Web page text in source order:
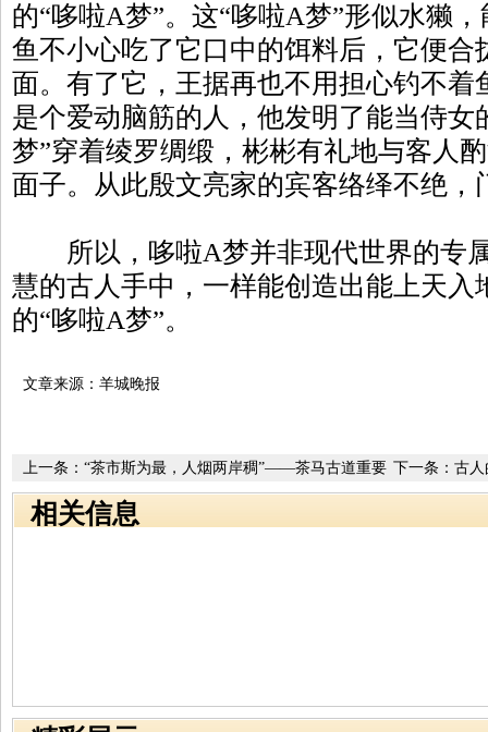
的“哆啦A梦”。这“哆啦A梦”形似水獭
鱼不小心吃了它口中的饵料后，它便合
面。有了它，王据再也不用担心钓不
是个爱动脑筋的人，他发明了能当侍女
梦”穿着绫罗绸缎，彬彬有礼地与客人
面子。从此殷文亮家的宾客络绎不绝，
所以，哆啦A梦并非现代世界的专
慧的古人手中，一样能创造出能上天入
的“哆啦A梦”。
文章来源：羊城晚报
下一条： 古人
上一条： “茶市斯为最，人烟两岸稠”——茶马古道重要
驿站安化县黄沙坪走笔
相关信息